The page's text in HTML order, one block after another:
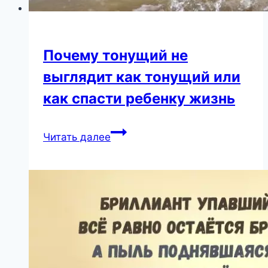
Почему тонущий не
выглядит как тонущий или
как спасти ребенку жизнь
Читать далееПочему
как
тонущий
или
как
спасти